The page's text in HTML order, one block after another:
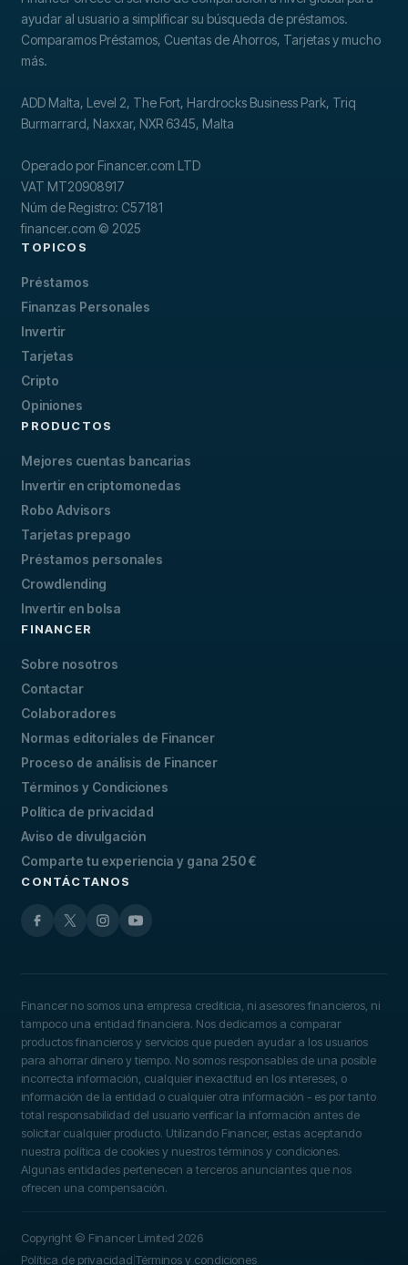
ayudar al usuario a simplificar su búsqueda de préstamos.
Comparamos Préstamos, Cuentas de Ahorros, Tarjetas y mucho
más.
ADD Malta, Level 2, The Fort, Hardrocks Business Park, Triq
Burmarrard, Naxxar, NXR 6345, Malta
Operado por Financer.com LTD
VAT MT20908917
Núm de Registro: C57181
financer.com © 2025
TOPICOS
Préstamos
Finanzas Personales
Invertir
Tarjetas
Cripto
Opiniones
PRODUCTOS
Mejores cuentas bancarias
Invertir en criptomonedas
Robo Advisors
Tarjetas prepago
Préstamos personales
Crowdlending
Invertir en bolsa
FINANCER
Sobre nosotros
Contactar
Colaboradores
Normas editoriales de Financer
Proceso de análisis de Financer
Términos y Condiciones
Política de privacidad
Aviso de divulgación
Comparte tu experiencia y gana 250 €
CONTÁCTANOS
Financer no somos una empresa crediticia, ni asesores financieros, ni
tampoco una entidad financiera. Nos dedicamos a comparar
productos financieros y servicios que pueden ayudar a los usuarios
para ahorrar dinero y tiempo. No somos responsables de una posible
incorrecta información, cualquier inexactitud en los intereses, o
información de la entidad o cualquier otra información - es por tanto
total responsabilidad del usuario verificar la información antes de
solicitar cualquier producto. Utilizando Financer, estas aceptando
nuestra política de cookies y nuestros términos y condiciones.
Algunas entidades pertenecen a terceros anunciantes que nos
ofrecen una compensación.
Copyright © Financer Limited 2026
Política de privacidad |Términos y condiciones